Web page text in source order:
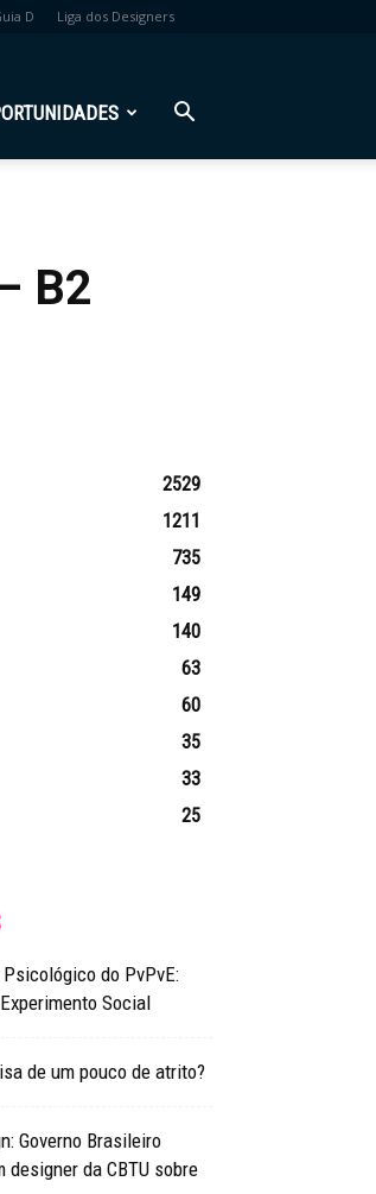
D Liga dos Designers
B2
2529
1211
735
149
140
63
60
35
33
25
do PvPvE:
Social
de um pouco de atrito?
Governo Brasileiro
da CBTU sobre